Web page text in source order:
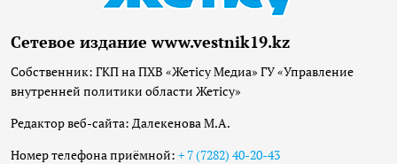
Сетевое издание www.vestnik19.kz
Собственник: ГКП на ПХВ «Жетісу Медиа» ГУ «Управление
внутренней политики области Жетісу»
Редактор веб-сайта: Далекенова М.А.
Номер телефона приёмной: + 7 (7282) 40-20-43